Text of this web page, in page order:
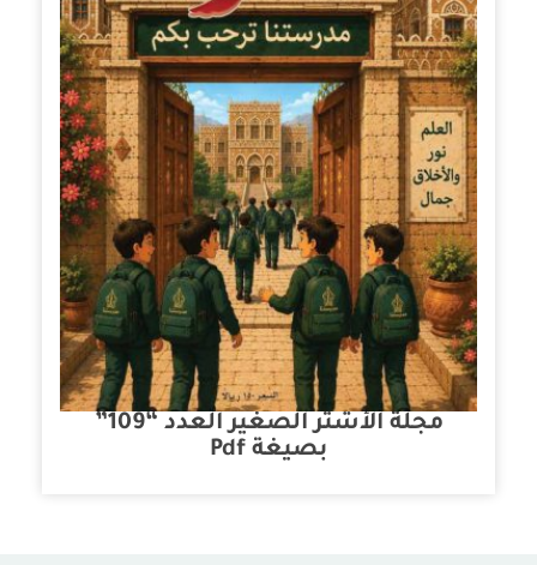
مجلة الأشتر الصغير العدد “109”
بصيغة Pdf